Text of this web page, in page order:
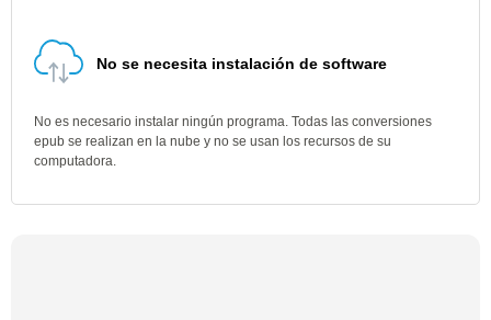
No se necesita instalación de software
No es necesario instalar ningún programa. Todas las conversiones
epub se realizan en la nube y no se usan los recursos de su
computadora.